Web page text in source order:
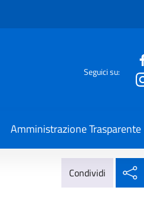
Seguici su:
Amministrazione Trasparente
Condividi